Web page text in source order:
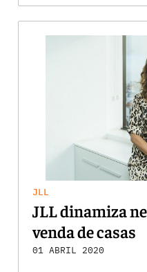
JLL
JLL dinamiza
venda de casas
01 ABRIL 2020